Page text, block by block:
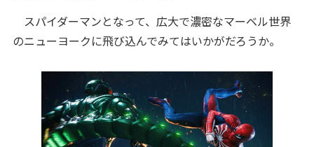
スパイダーマンとなって、広大で濃密なマーベル世界
のニューヨークに飛び込んでみてはいかがだろうか。